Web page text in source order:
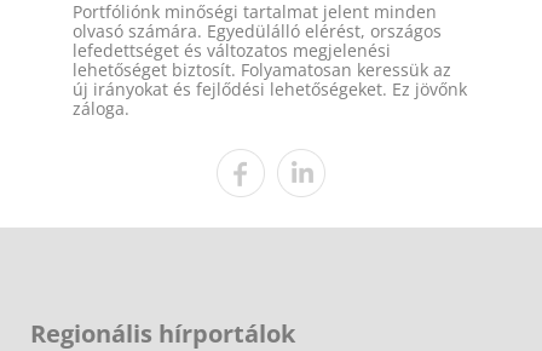
Portfóliónk minőségi tartalmat jelent minden
olvasó számára. Egyedülálló elérést, országos
lefedettséget és változatos megjelenési
lehetőséget biztosít. Folyamatosan keressük az
új irányokat és fejlődési lehetőségeket. Ez jövőnk
záloga.
Regionális hírportálok